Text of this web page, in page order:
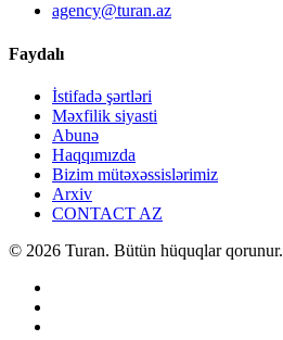
agency@turan.az
Faydalı
İstifadə şərtləri
Məxfilik siyasti
Abunə
Haqqımızda
Bizim mütəxəssislərimiz
Arxiv
CONTACT AZ
© 2026 Turan. Bütün hüquqlar qorunur.